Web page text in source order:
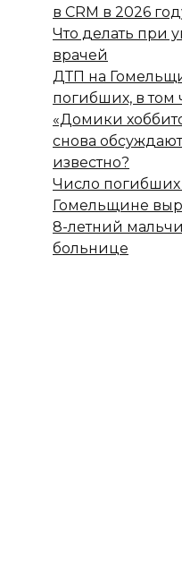
в CRM в 2026
Что делать при
врачей
ДТП на
погибших, в том
«Домики
снова
известно?
Число погибших
Гомельщине
8-летний
больнице